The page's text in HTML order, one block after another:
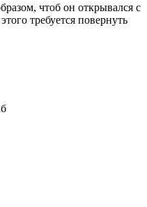
чтоб он открывался с
требуется повернуть